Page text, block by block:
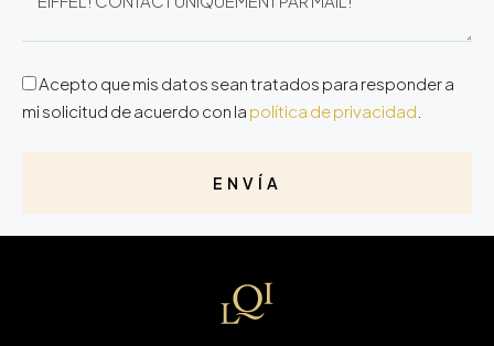
Acepto que mis datos sean tratados para responder a
mi solicitud de acuerdo con la política de privacidad
ENVÍA